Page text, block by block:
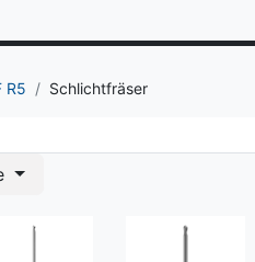
R5 Schlichtfräser